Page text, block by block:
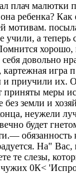
плач малютки
ребенка? Как
мотивам.
учили, а теперь
довольно
игра п
и приучили их.
приняты меры
земли и
неужели
будет
обязанность
На" Вас,
те слезы,
0К<